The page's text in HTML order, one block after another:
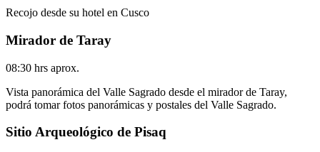
Recojo desde su hotel en Cusco
Mirador de Taray
08:30 hrs aprox.
Vista panorámica del Valle Sagrado desde el mirador de Taray,
podrá tomar fotos panorámicas y postales del Valle Sagrado.
Sitio Arqueológico de Pisaq